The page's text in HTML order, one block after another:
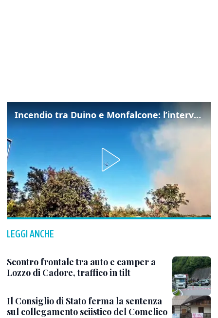
Incendio tra Duino e Monfalcone: l’intervento dei vigili del fuoco
LEGGI ANCHE
Scontro frontale tra auto e camper a
Lozzo di Cadore, traffico in tilt
Il Consiglio di Stato ferma la sentenza
sul collegamento sciistico del Comelico